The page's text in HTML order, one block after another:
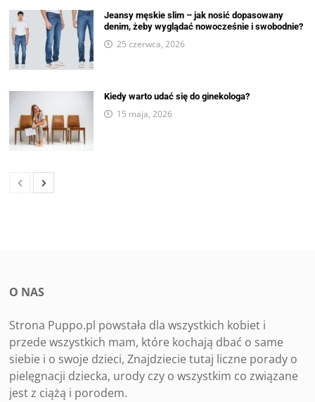
Jeansy męskie slim – jak nosić dopasowany
denim, żeby wyglądać nowocześnie i swobodnie?
25 czerwca, 2026
Kiedy warto udać się do ginekologa?
15 maja, 2026
O NAS
Strona Puppo.pl powstała dla wszystkich kobiet i
przede wszystkich mam, które kochają dbać o same
siebie i o swoje dzieci, Znajdziecie tutaj liczne porady o
pielęgnacji dziecka, urody czy o wszystkim co związane
jest z ciążą i porodem.